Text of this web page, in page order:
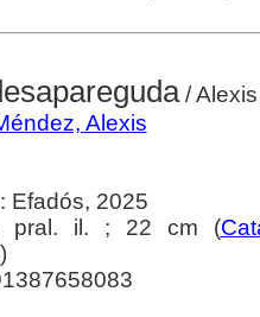
/ Alexis
Alexis
Efadós, 2025
pral. il. ; 22 cm (